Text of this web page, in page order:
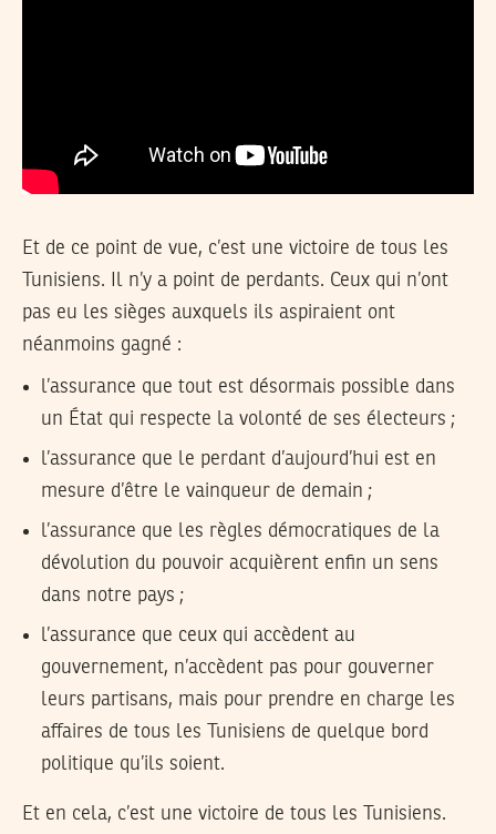
Et de ce point de vue, c’est une victoire de tous les
Tunisiens. Il n’y a point de perdants. Ceux qui n’ont
pas eu les sièges auxquels ils aspiraient ont
néanmoins gagné :
l’assurance que tout est désormais possible dans
un État qui respecte la volonté de ses électeurs ;
l’assurance que le perdant d’aujourd’hui est en
mesure d’être le vainqueur de demain ;
l’assurance que les règles démocratiques de la
dévolution du pouvoir acquièrent enfin un sens
dans notre pays ;
l’assurance que ceux qui accèdent au
gouvernement, n’accèdent pas pour gouverner
leurs partisans, mais pour prendre en charge les
affaires de tous les Tunisiens de quelque bord
politique qu’ils soient.
Et en cela, c’est une victoire de tous les Tunisiens.